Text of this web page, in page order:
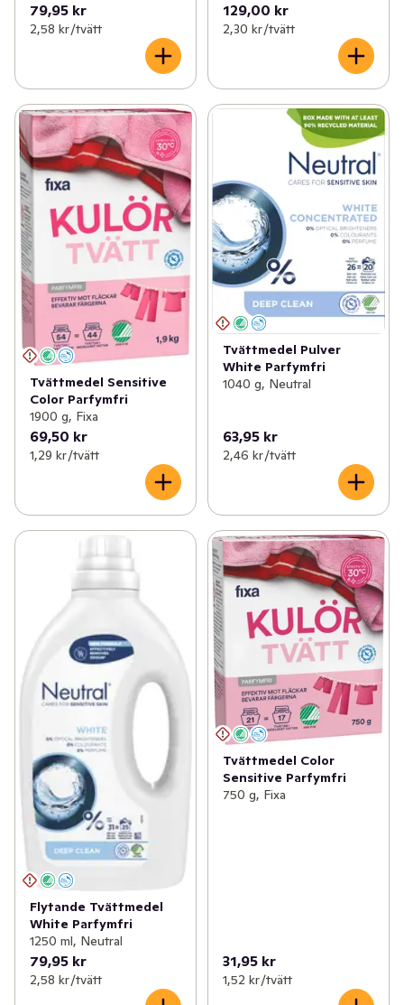
79,95 kr
2,58 kr /tvätt
129,00 kr
2,30 kr /tvätt
Tvättmedel Sensitive
Color Parfymfri
1900 g, Fixa
69,50 kr
1,29 kr /tvätt
Tvättmedel Pulver
White Parfymfri
1040 g, Neutral
63,95 kr
2,46 kr /tvätt
Flytande Tvättmedel
White Parfymfri
1250 ml, Neutral
79,95 kr
2,58 kr /tvätt
Tvättmedel Color
Sensitive Parfymfri
750 g, Fixa
31,95 kr
1,52 kr /tvätt